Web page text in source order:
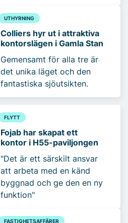
UTHYRNING
Colliers hyr ut i attraktiva
kontorslägen i Gamla Stan
Gemensamt för alla tre är
det unika läget och den
fantastiska sjöutsikten.
FLYTT
Fojab har skapat ett
kontor i H55-paviljongen
"Det är ett särskilt ansvar
att arbeta med en känd
byggnad och ge den en ny
funktion"
FASTIGHETSAFFÄRER